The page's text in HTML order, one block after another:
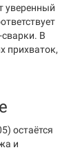
уверенный
В
прихваток,
остаётся
и